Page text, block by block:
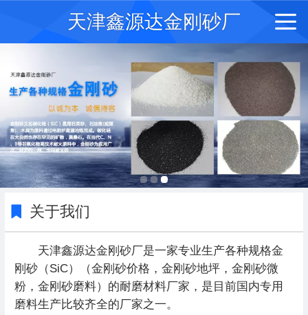
天津鑫源达金刚砂厂
关于我们
天津鑫源达金刚砂厂是一家专业生产各种规格金
刚砂（SiC）（金刚砂价格，金刚砂地坪，金刚砂微
粉，金刚砂磨料）的耐磨材料厂家，是目前国内专用
磨料生产比较齐全的厂家之一。